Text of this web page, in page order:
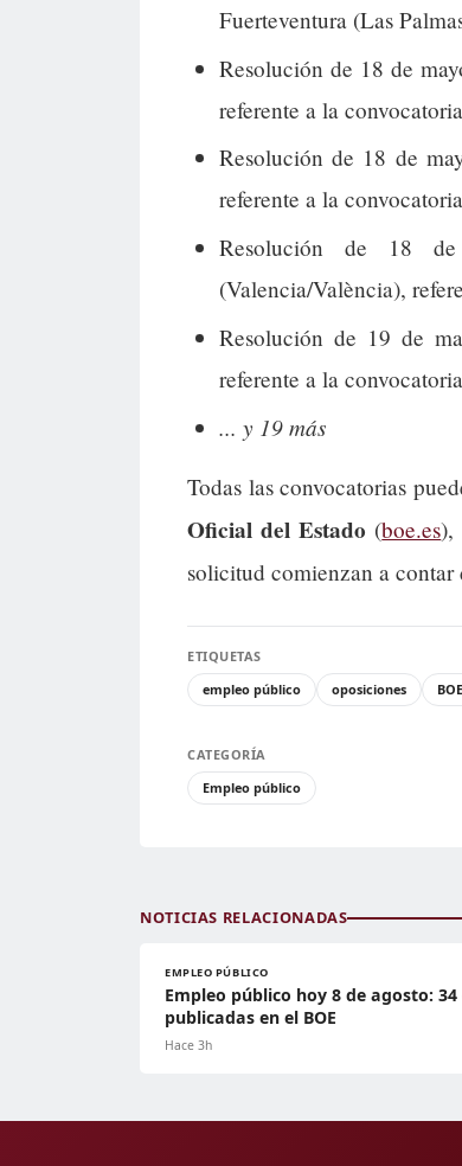
Fuerteventura (Las
Resolución de 18 de
referente a la
Resolución de 18 de
referente a la
Resolución de 18
(Valencia/València),
Resolución de 19 de
referente a la
... y 19 más
Todas las convocatorias
Oficial del Estado (boe.es),
solicitud comienzan a
ETIQUETAS
empleo público
oposiciones BOE
CATEGORÍA
Empleo público
NOTICIAS RELACIONADAS
EMPLEO PÚBLICO
Empleo público hoy 8 de agosto:
publicadas en el BOE
Hace 3h